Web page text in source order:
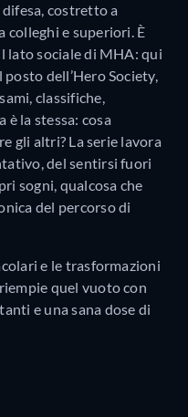
costretto a
colleghi e superiori. È
lato sociale di MHA: qui
posto dell’Hero Society,
classifiche,
è la stessa: cosa
gli altri? La serie lavora
del sentirsi fuori
sogni, qualcosa che
del percorso di
e le trasformazioni
quel vuoto con
e una sana dose di